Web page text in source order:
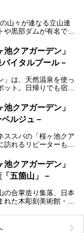
ビュッフェ式の食事
に癒されたいと思う
色も絵になりますよ。
ント株式会社【PR】
のPR記事です。
山々が連なる立山連
や黒部ダムが有名で
時間ほどでアクセス
出かけたくなる施設が
クアガーデン」
イタルプール－
」は、天然温泉を使っ
ト。日帰りでも宿泊
健康に。
泉バイタルプールと
クアガーデン」
ルジュ－
ススパの「桜ヶ池クア
れるリピーターも多
はその両方がランチ
のスイーツも評判で
して、食を満喫してき
クアガーデン」
五箇山」－
の合掌造り集落、日本
た木彫刻美術館・井
スポットがたくさんあ